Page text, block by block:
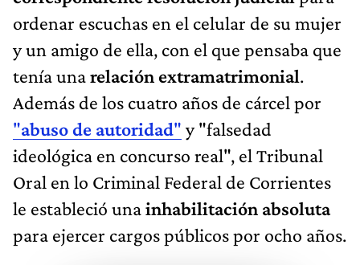
ordenar escuchas en el celular de su mujer
y un amigo de ella, con el que pensaba que
tenía unarelación extramatrimonial.
Además de los cuatro años de cárcel por
"abuso de autoridad" y "falsedad
ideológica en concurso real", el Tribunal
Oral en lo Criminal Federal de Corrientes
le estableció unainhabilitación absoluta
para ejercer cargos públicos por ocho años.